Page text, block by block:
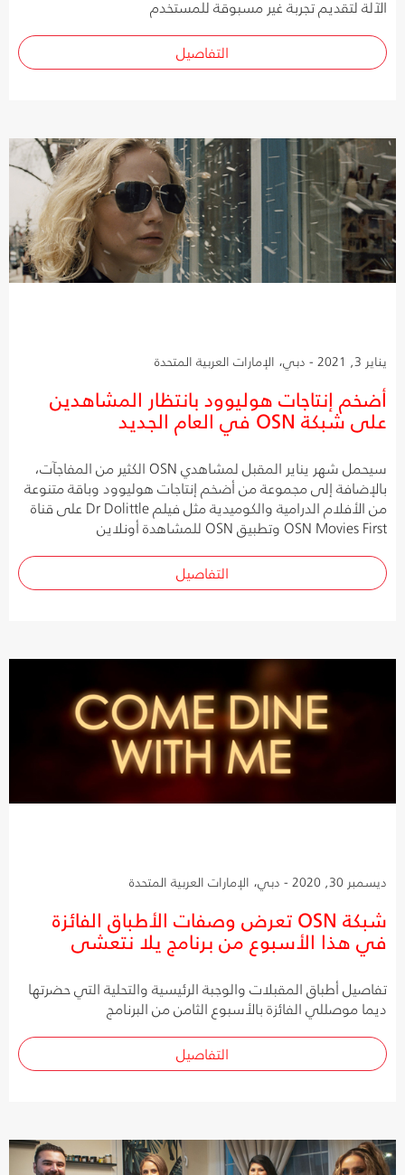
الآلة لتقديم تجربة غير مسبوقة للمستخدم
التفاصيل
يناير 3, 2021 - دبي، الإمارات العربية المتحدة
أضخم إنتاجات هوليوود بانتظار المشاهدين
على شبكة OSN في العام الجديد
سيحمل شهر يناير المقبل لمشاهدي OSN الكثير من المفاجآت،
بالإضافة إلى مجموعة من أضخم إنتاجات هوليوود وباقة متنوعة
من الأفلام الدرامية والكوميدية مثل فيلم Dr Dolittle على قناة
OSN Movies First وتطبيق OSN للمشاهدة أونلاين
التفاصيل
ديسمبر 30, 2020 - دبي، الإمارات العربية المتحدة
شبكة OSN تعرض وصفات الأطباق الفائزة
في هذا الأسبوع من برنامج يلا نتعشى
تفاصيل أطباق المقبلات والوجبة الرئيسية والتحلية التي حضرتها
ديما موصللي الفائزة بالأسبوع الثامن من البرنامج
التفاصيل